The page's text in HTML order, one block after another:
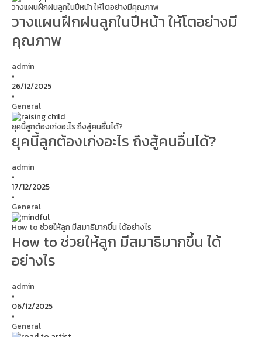
วางแผนฝึกฝนลูกในปีหน้า ให้โตอย่างมีคุณภาพ
วางแผนฝึกฝนลูกในปีหน้า ให้โตอย่างมี
คุณภาพ
admin
•
26/12/2025
•
General
ยุคนี้ลูกต้องเก่งอะไร ถึงสู้คนอื่นได้?
ยุคนี้ลูกต้องเก่งอะไร ถึงสู้คนอื่นได้?
admin
•
17/12/2025
•
General
How to ช่วยให้ลูก มีสมาธิมากขึ้น ได้อย่างไร
How to ช่วยให้ลูก มีสมาธิมากขึ้น ได้
อย่างไร
admin
•
06/12/2025
•
General